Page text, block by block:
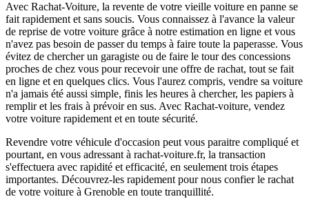
Avec Rachat-Voiture, la revente de votre vieille voiture en panne se
fait rapidement et sans soucis. Vous connaissez à l'avance la valeur
de reprise de votre voiture grâce à notre estimation en ligne et vous
n'avez pas besoin de passer du temps à faire toute la paperasse. Vous
évitez de chercher un garagiste ou de faire le tour des concessions
proches de chez vous pour recevoir une offre de rachat, tout se fait
en ligne et en quelques clics. Vous l'aurez compris, vendre sa voiture
n'a jamais été aussi simple, finis les heures à chercher, les papiers à
remplir et les frais à prévoir en sus. Avec Rachat-voiture, vendez
votre voiture rapidement et en toute sécurité.
Revendre votre véhicule d'occasion peut vous paraitre compliqué et
pourtant, en vous adressant à rachat-voiture.fr, la transaction
s'effectuera avec rapidité et efficacité, en seulement trois étapes
importantes. Découvrez-les rapidement pour nous confier le rachat
de votre voiture à Grenoble en toute tranquillité.